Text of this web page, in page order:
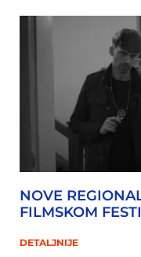
NOVE
FILMSKOM
DETALJNIJE